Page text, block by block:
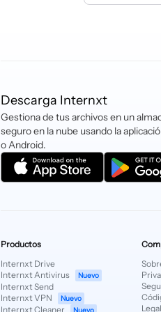
Descarga Internxt
Gestiona de tus archivos en un
seguro en la nube usando la
o Android.
Productos
Internxt Drive
Internxt Antivirus
Nuevo
Internxt Send
Internxt VPN
Nuevo
Internxt Cleaner
Legal